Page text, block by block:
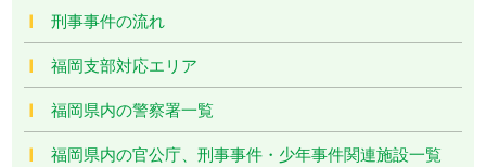
刑事事件の流れ
福岡支部対応エリア
福岡県内の警察署一覧
福岡県内の官公庁、刑事事件・少年事件関連施設一覧